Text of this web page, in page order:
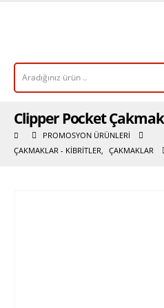
Clipper Pocket Çakmak
PROMOSYON ÜRÜNLERI
ÇAKMAKLAR - KIBRITLER, ÇAKMAKLAR